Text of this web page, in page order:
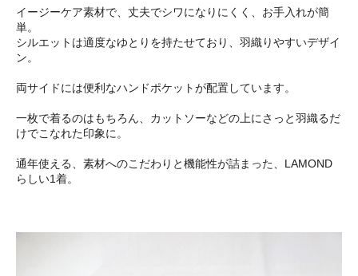
イージーケア素材で、丈夫でシワになりにくく、お手入れが簡
単。
シルエットは適度なゆとりを持たせており、羽織りやすいデザイ
ン。
両サイドには便利なハンドポケットが配置しています。
一枚で着るのはもちろん、カットソーなどの上にさっと羽織るだ
けでこなれた印象に。
通年使える、素材へのこだわりと機能性が詰まった、LAMOND
らしい1着。